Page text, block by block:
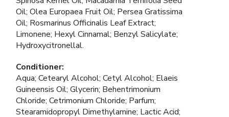
Oil; Olea Europaea Fruit Oil; Persea Gratissima
Oil; Rosmarinus Officinalis Leaf Extract;
Limonene; Hexyl Cinnamal; Benzyl Salicylate;
Hydroxycitronellal.
Conditioner:
Aqua; Cetearyl Alcohol; Cetyl Alcohol; Elaeis
Guineensis Oil; Glycerin; Behentrimonium
Chloride; Cetrimonium Chloride; Parfum;
Stearamidopropyl Dimethylamine; Lactic Acid;